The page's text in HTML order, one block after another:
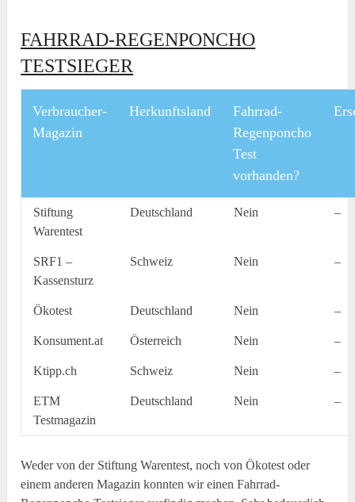
FAHRRAD-REGENPONCHO
TESTSIEGER
Verbraucher-
Magazin
Herkunftsland
Fahrrad-
Regenponcho
Test
vorhanden?
Stiftung
Warentest
Deutschland Nein –
SRF1 –
Kassensturz
Schweiz Nein –
Ökotest Deutschland Nein –
Konsument.at Österreich Nein –
Ktipp.ch Schweiz Nein –
ETM
Testmagazin
Deutschland Nein –
Weder von der Stiftung Warentest, noch von Ökotest oder
einem anderen Magazin konnten wir einen Fahrrad-